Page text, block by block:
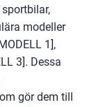
modeller
1],
3]. Dessa
gör dem till